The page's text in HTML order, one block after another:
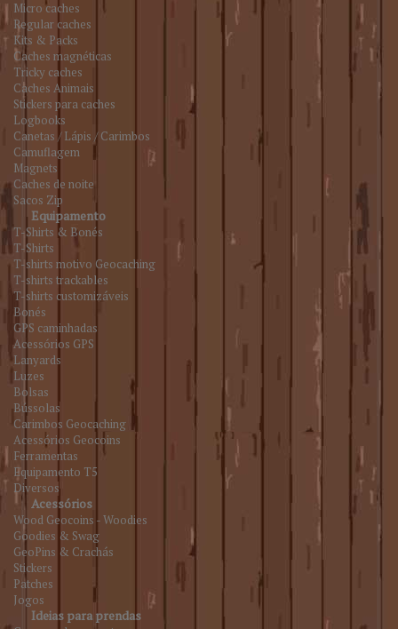
Micro caches
Regular caches
Kits & Packs
Caches magnéticas
Tricky caches
Caches Animais
Stickers para caches
Logbooks
Canetas / Lápis / Carimbos
Camuflagem
Magnets
Caches de noite
Sacos Zip
Equipamento
T-Shirts & Bonés
T-Shirts
T-shirts motivo Geocaching
T-shirts trackables
T-shirts customizáveis
Bonés
GPS caminhadas
Acessórios GPS
Lanyards
Luzes
Bolsas
Bússolas
Carimbos Geocaching
Acessórios Geocoins
Ferramentas
Equipamento T5
Diversos
Acessórios
Wood Geocoins - Woodies
Goodies & Swag
GeoPins & Crachás
Stickers
Patches
Jogos
Ideias para prendas